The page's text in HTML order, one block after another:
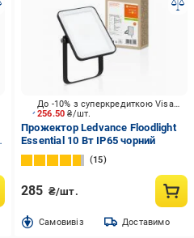
256.50₴/шт.
До -10% з суперкредиткою Visa Вигода
Прожектор Ledvance Floodlight
Essential 10 Вт IP65 чорний
15
285 ₴/шт.
Cамовивіз Доставимо